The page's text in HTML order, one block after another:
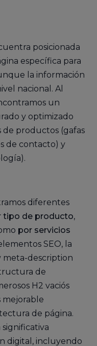
posicionada
específica para
la información
nacional. Al
un
y optimizado
de productos (gafas
de contacto) y
diferentes
tipo de producto,
por servicios
SEO, la
meta-description
de
H2 vaciós
mejorable
de página.
digital, incluyendo